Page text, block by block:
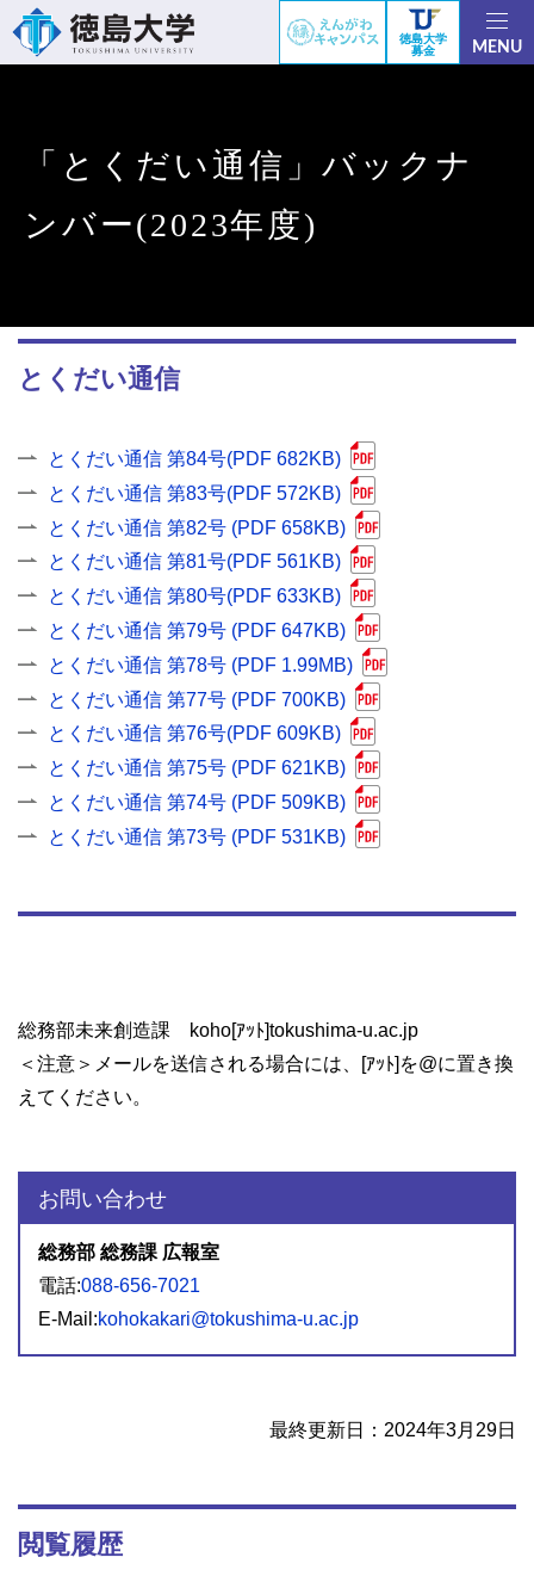
徳島大学
募金
MENU
「とくだい通信」バックナ
ンバー(2023年度)
とくだい通信
とくだい通信 第84号(PDF 682KB)
とくだい通信 第83号(PDF 572KB)
とくだい通信 第82号 (PDF 658KB)
とくだい通信 第81号(PDF 561KB)
とくだい通信 第80号(PDF 633KB)
とくだい通信 第79号 (PDF 647KB)
とくだい通信 第78号 (PDF 1.99MB)
とくだい通信 第77号 (PDF 700KB)
とくだい通信 第76号(PDF 609KB)
とくだい通信 第75号 (PDF 621KB)
とくだい通信 第74号 (PDF 509KB)
とくだい通信 第73号 (PDF 531KB)
総務部未来創造課 koho[ｱｯﾄ]tokushima-u.ac.jp
＜注意＞メールを送信される場合には、[ｱｯﾄ]を@に置き換
えてください。
お問い合わせ
総務部 総務課 広報室
電話:088-656-7021
E-Mail:kohokakari@tokushima-u.ac.jp
最終更新日：2024年3月29日
閲覧履歴